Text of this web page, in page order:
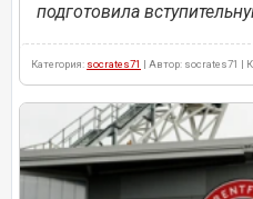
подготовила
Категория: socrates71 | Автор: socrates71 |